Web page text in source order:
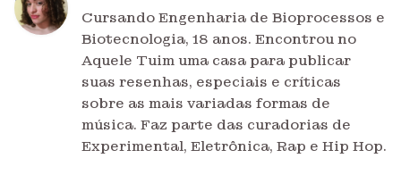
Cursando Engenharia de Bioprocessos e
Biotecnologia, 18 anos. Encontrou no
Aquele Tuim uma casa para publicar
suas resenhas, especiais e críticas
sobre as mais variadas formas de
música. Faz parte das curadorias de
Experimental, Eletrônica, Rap e Hip Hop.